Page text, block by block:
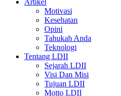
Artikel
Motivasi
Kesehatan
Opini
Tahukah Anda
Teknologi
Tentang LDII
Sejarah LDII
Visi Dan Misi
Tujuan LDII
Motto LDII